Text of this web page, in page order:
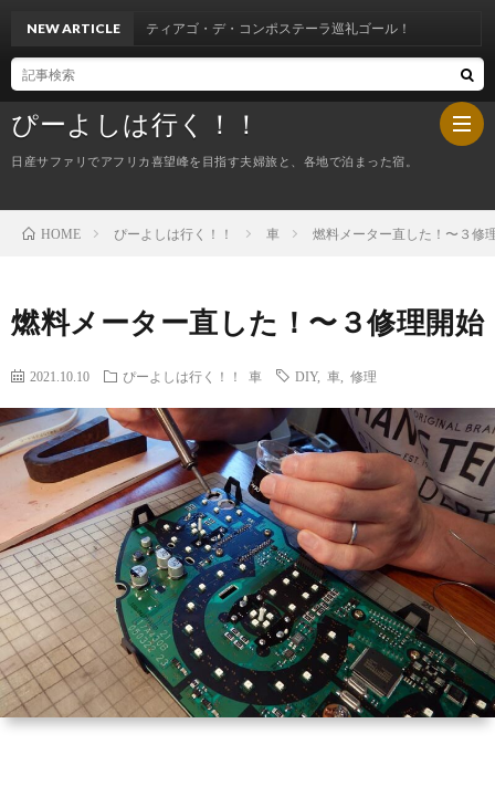
ぴーよしは行く！！
日産サファリでアフリカ喜望峰を目指す夫婦旅と、各地で泊まった宿。
よ
し
は
行
く！
夜
の
宿
NEW ARTICLE
１～サンティアゴ・デ・コンポステーラ巡礼ゴール！
HOME ぴーよしは行く！！ 車 燃料メーター直した！〜３修
燃料メーター直した！〜３修理開始
2021.10.10 ぴーよしは行く！！ 車 DIY, 車 修理